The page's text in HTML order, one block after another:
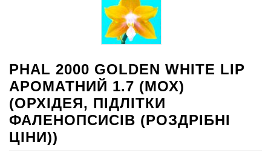
PHAL 2000 GOLDEN WHITE LIP
АРОМАТНИЙ 1.7 (МОХ)
(ОРХІДЕЯ, ПІДЛІТКИ
ФАЛЕНОПСИСІВ (РОЗДРІБНІ
ЦІНИ))